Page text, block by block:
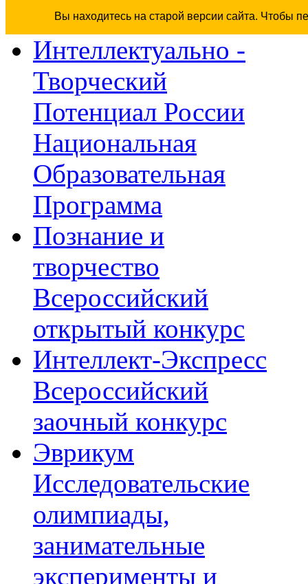
Вы находитесь на старой версии сайта. Чтобы
Интеллектуально -
Творческий
Потенциал России
Национальная
Образовательная
Программа
Познание и
творчество
Всероссийский
открытый конкурс
Интеллект-Экспресс
Всероссийский
заочный конкурс
Эврикум
Исследовательские
олимпиады,
занимательные
эксперименты и